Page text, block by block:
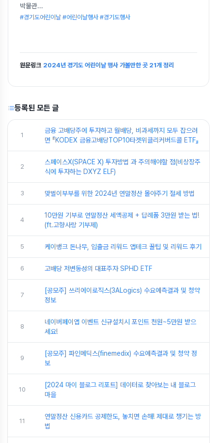
박물관...
#경기도어린이날 #어린이날행사 #경기도행사
원문링크 2024년 경기도 어린이날 행사 가볼만한 곳 21개 정리
등록된 모든 글
1
금융 고배당주에 투자하고 월배당, 비과세까지 모두 잡으려
면 『KODEX 금융고배당TOP10타겟위클리커버드콜 ETF』
2
스페이스X(SPACE X) 투자방법 과 주의해야할 점(비상장주
식에 투자하는 DXYZ ELF)
3 맞벌이부부를 위한 2024년 연말정산 몰아주기 절세 방법
4
10만원 기부로 연말정산 세액공제 + 답례품 3만원 받는 법!
(ft.고향사랑 기부제)
5 케이뱅크 돈나무, 입출금 리워드 앱테크 꿀팁 및 리워드 후기
6 고배당 저변동성의 대표주자 SPHD ETF
7
[공모주] 쓰리에이로직스(3ALogics) 수요예측결과 및 청약
정보
8
네이버페이앱 이벤트 신규설치시 포인트 천원~5만원 받으
세요!
9
[공모주] 파인메딕스(finemedix) 수요예측결과 및 청약 정
보
10
[2024 마이 블로그 리포트] 데이터로 찾아보는 내 블로그
마을
11
연말정산 신용카드 공제한도, 놓치면 손해! 제대로 챙기는 방
법